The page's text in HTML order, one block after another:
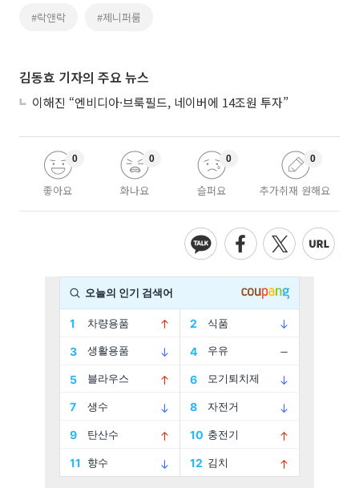
#락앤락 #제니퍼룸
김동효 기자의 주요 뉴스
이해진 “엔비디아·브룩필드, 네이버에 14조원 투자”
좋아요
0
화나요
0
슬퍼요
0
추가취재 원해요
0